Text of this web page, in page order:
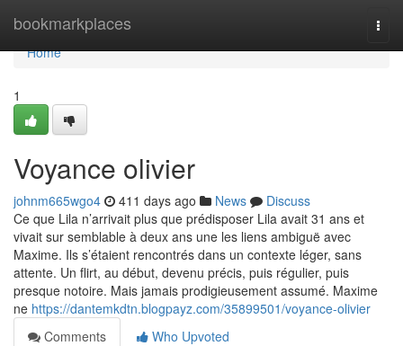
bookmarkplaces
Home
Home
1
Voyance olivier
johnm665wgo4 411 days ago News
Discuss
Ce que Lila n’arrivait plus que prédisposer Lila avait 31 ans et
vivait sur semblable à deux ans une les liens ambiguë avec
Maxime. Ils s’étaient rencontrés dans un contexte léger, sans
attente. Un flirt, au début, devenu précis, puis régulier, puis
presque notoire. Mais jamais prodigieusement assumé. Maxime
ne https://dantemkdtn.blogpayz.com/35899501/voyance-olivier
Comments
Who Upvoted